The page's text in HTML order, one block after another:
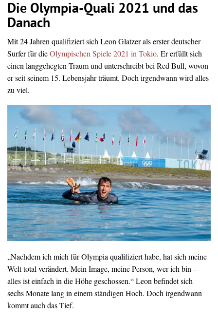
Die Olympia-Quali 2021 und das
Danach
Mit 24 Jahren qualifiziert sich Leon Glatzer als erster deutscher
Surfer für dieOlympischen Spiele 2021 in Tokio. Er erfüllt sich
einen langgehegten Traum und unterschreibt bei Red Bull, wovon
er seit seinem 15. Lebensjahr träumt. Doch irgendwann wird alles
zu viel.
„Nachdem ich mich für Olympia qualifiziert habe, hat sich meine
Welt total verändert. Mein Image, meine Person, wer ich bin –
alles ist einfach in die Höhe geschossen.“ Leon befindet sich
sechs Monate lang in einem ständigen Hoch. Doch irgendwann
kommt auch das Tief.